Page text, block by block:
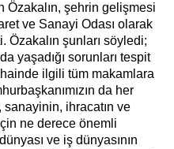
Özakalın, şehrin gelişmesi
ve Sanayi Odası olarak
Özakalın şunları söyledi;
yaşadığı sorunları tespit
ilgili tüm makamlara
da her
ihracatın ve
ne derece önemli
ve iş dünyasının